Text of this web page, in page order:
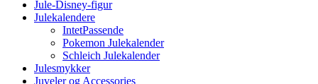
Jule-Disney-figur
Julekalendere
IntetPassende
Pokemon Julekalender
Schleich Julekalender
Julesmykker
Juveler og Accessories